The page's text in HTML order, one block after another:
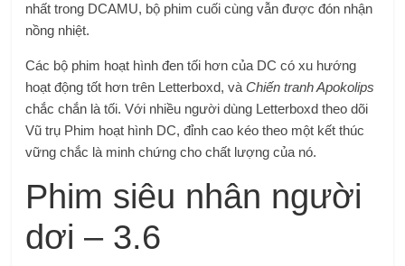
nhất trong DCAMU, bộ phim cuối cùng vẫn được đón nhận
nồng nhiệt.
Các bộ phim hoạt hình đen tối hơn của DC có xu hướng
hoạt động tốt hơn trên Letterboxd, vàChiến tranh Apokolips
chắc chắn là tối. Với nhiều người dùng Letterboxd theo dõi
Vũ trụ Phim hoạt hình DC, đỉnh cao kéo theo một kết thúc
vững chắc là minh chứng cho chất lượng của nó.
Phim siêu nhân người
dơi – 3.6